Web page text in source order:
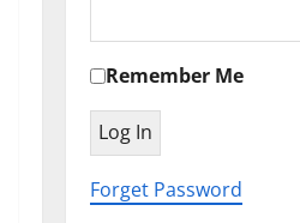
Remember Me
Forget Password